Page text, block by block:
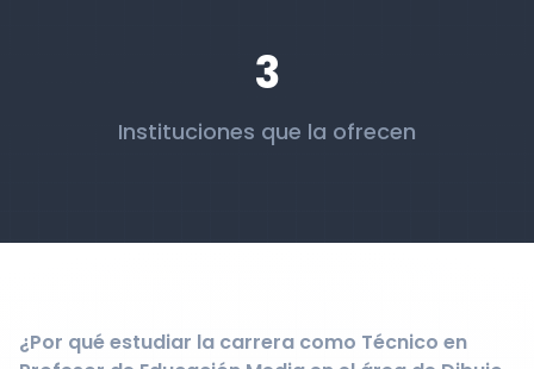
3
Instituciones que la ofrecen
¿Por qué estudiar la carrera como Técnico en